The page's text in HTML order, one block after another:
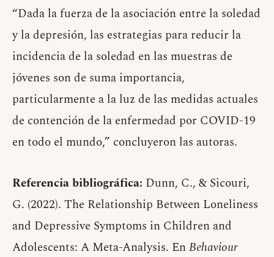
“Dada la fuerza de la asociación entre la soledad
y la depresión, las estrategias para reducir la
incidencia de la soledad en las muestras de
jóvenes son de suma importancia,
particularmente a la luz de las medidas actuales
de contención de la enfermedad por COVID-19
en todo el mundo,” concluyeron las autoras.
Referencia bibliográfica: Dunn, C., & Sicouri,
G. (2022). The Relationship Between Loneliness
and Depressive Symptoms in Children and
Adolescents: A Meta-Analysis. EnBehaviour